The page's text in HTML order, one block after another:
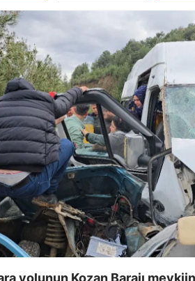
Bilecik
Bingöl
Bitlis
Bolu
Burdur
Bursa
Çanakkale
yolunun Kozan Barajı